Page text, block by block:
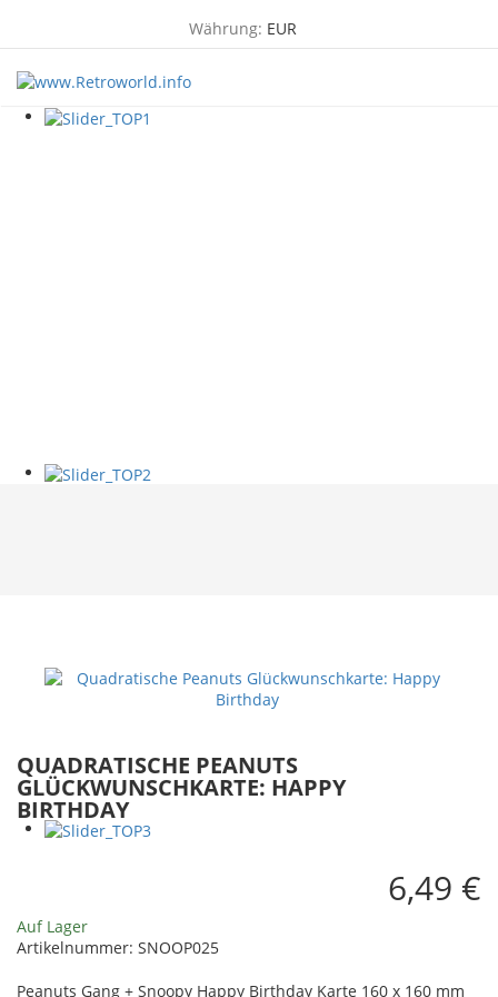
Währung: EUR
QUADRATISCHE PEANUTS
GLÜCKWUNSCHKARTE: HAPPY
BIRTHDAY
6,49 €
Auf Lager
Artikelnummer: SNOOP025
Peanuts Gang + Snoopy Happy Birthday Karte 160 x 160 mm